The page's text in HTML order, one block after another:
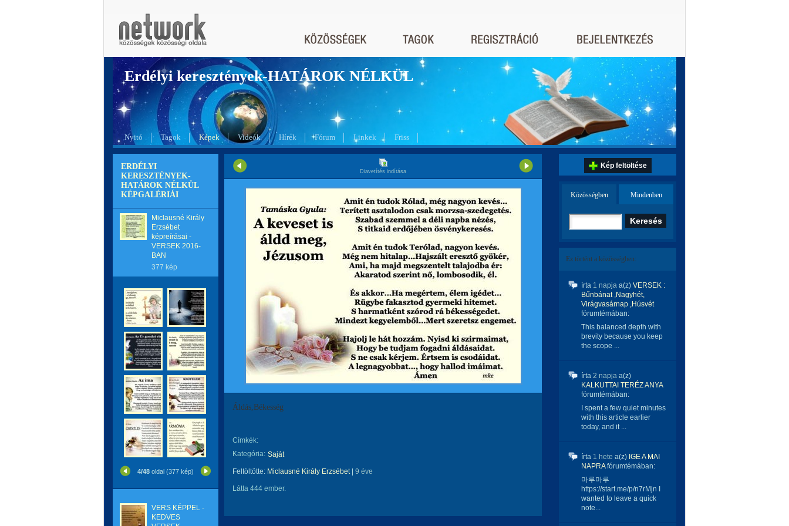
Erdélyi keresztények-HATÁROK NÉLKÜL
Nyitó Tagok Képek Videók Hírek Fórum Linkek Friss
ERDÉLYI
KERESZTÉNYEK-
HATÁROK NÉLKÜL
KÉPGALÉRIÁI
Miclausné Király
Erzsébet
képreírásai -
VERSEK 2016-
BAN
377 kép
4/48 oldal (377 kép)
VERS KÉPPEL -
KEDVES
Diavetítés indítása
Áldás,Békesség
Címkék:
Kategória: Saját
Feltöltötte: Miclausné Király Erzsébet| 9 éve
Látta 444 ember.
Kép feltöltése
Közösségben Mindenben
Ez történt a közösségben:
írta 1 napja a(z) VERSEK :
Bűnbánat ,Nagyhét,
Virágvasárnap ,Húsvét
fórumtémában:
This balanced depth with
brevity because you keep
the scope ...
írta 2 napja a(z)
KALKUTTAI TERÉZ ANYA
fórumtémában:
I spent a few quiet minutes
with this article earlier
today, and it ...
írta 1 hete a(z) IGE A MAI
NAPRAfórumtémában:
마루마루
https://start.me/p/n7rMjn I
wanted to leave a quick
note...